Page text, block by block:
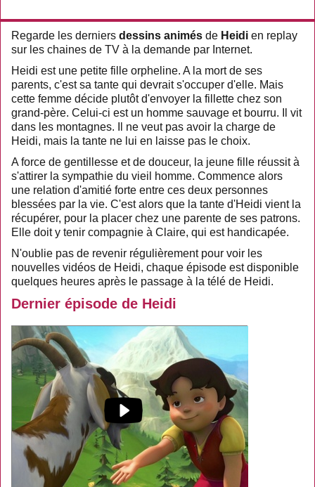
Regarde les derniers dessins animés de Heidi en replay
sur les chaines de TV à la demande par Internet.
Heidi est une petite fille orpheline. A la mort de ses
parents, c'est sa tante qui devrait s'occuper d'elle. Mais
cette femme décide plutôt d'envoyer la fillette chez son
grand-père. Celui-ci est un homme sauvage et bourru. Il vit
dans les montagnes. Il ne veut pas avoir la charge de
Heidi, mais la tante ne lui en laisse pas le choix.
A force de gentillesse et de douceur, la jeune fille réussit à
s'attirer la sympathie du vieil homme. Commence alors
une relation d'amitié forte entre ces deux personnes
blessées par la vie. C'est alors que la tante d'Heidi vient la
récupérer, pour la placer chez une parente de ses patrons.
Elle doit y tenir compagnie à Claire, qui est handicapée.
N'oublie pas de revenir régulièrement pour voir les
nouvelles vidéos de Heidi, chaque épisode est disponible
quelques heures après le passage à la télé de Heidi.
Dernier épisode de Heidi